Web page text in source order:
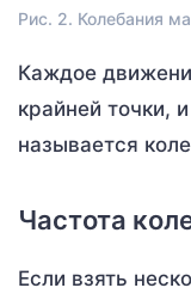
Рис. 2. Колебания
Каждое
крайней точки,
называется
Частота
Если взять